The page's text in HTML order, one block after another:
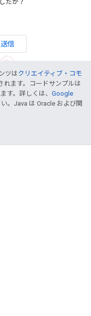
たか？
信
ツはクリエイティブ・コモ
れます。コードサンプルは
す。詳しくは、 Google
。Java は Oracle および関